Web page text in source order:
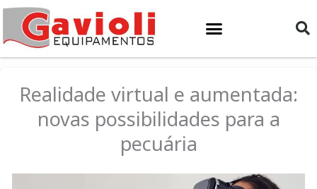
Ir
para
o
conteúdo
Realidade virtual e aumentada:
novas possibilidades para a
pecuária